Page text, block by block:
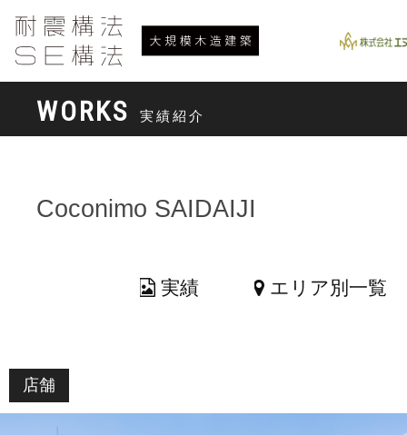
WORKS 実績紹介
Coconimo SAIDAIJI
実績 エリア別一覧
店舗